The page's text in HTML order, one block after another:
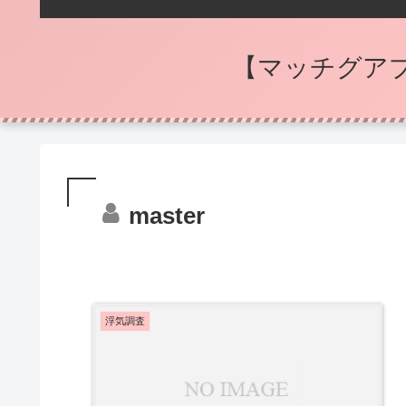
【マッチグ
master
浮気調査